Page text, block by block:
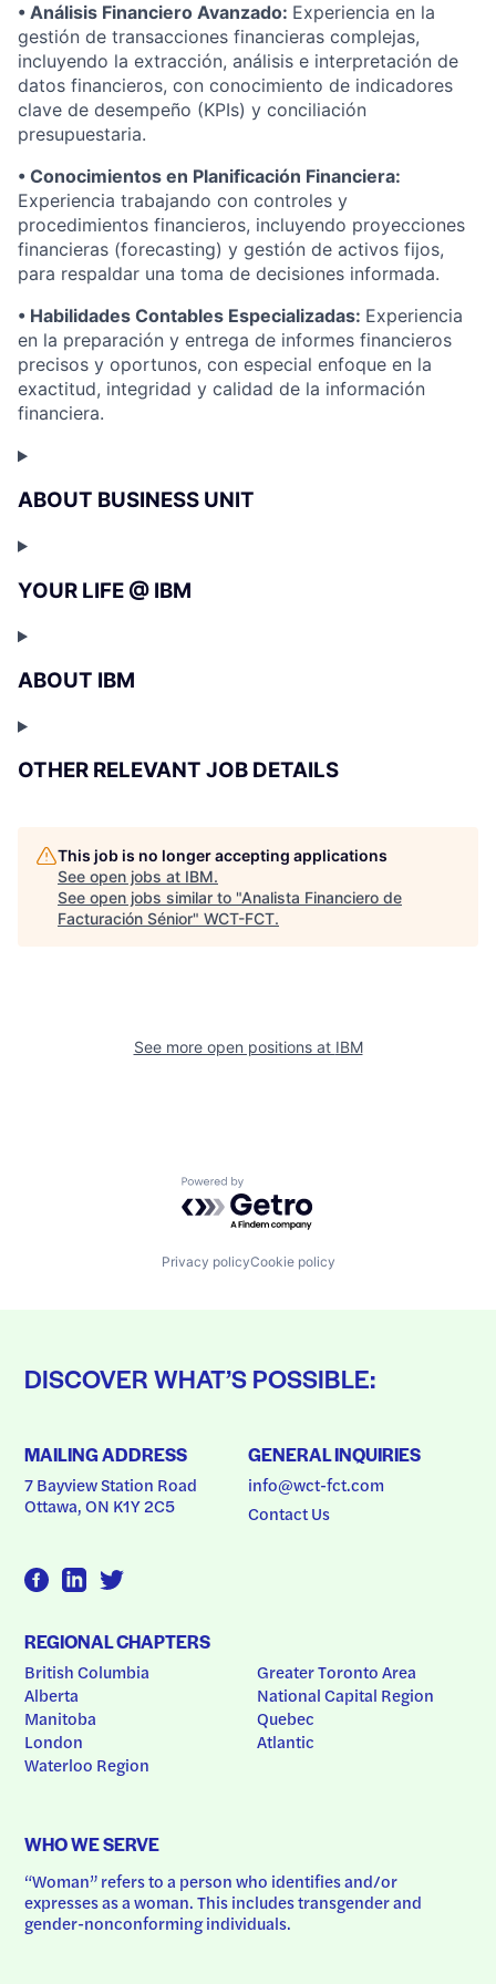
• Análisis Financiero Avanzado: Experiencia en la
gestión de transacciones financieras complejas,
incluyendo la extracción, análisis e interpretación de
datos financieros, con conocimiento de indicadores
clave de desempeño (KPIs) y conciliación
presupuestaria.
• Conocimientos en Planificación Financiera:
Experiencia trabajando con controles y
procedimientos financieros, incluyendo proyecciones
financieras (forecasting) y gestión de activos fijos,
para respaldar una toma de decisiones informada.
• Habilidades Contables Especializadas: Experiencia
en la preparación y entrega de informes financieros
precisos y oportunos, con especial enfoque en la
exactitud, integridad y calidad de la información
financiera.
ABOUT BUSINESS UNIT
YOUR LIFE @ IBM
ABOUT IBM
OTHER RELEVANT JOB DETAILS
This job is no longer accepting applications
See open jobs at IBM.
See open jobs similar to "Analista Financiero de
Facturación Sénior" WCT-FCT.
See more open positions at IBM
Powered by Getro.com
Privacy policyCookie policy
DISCOVER WHAT’S POSSIBLE:
MAILING ADDRESS
7 Bayview Station Road
Ottawa, ON K1Y 2C5
GENERAL INQUIRIES
info@wct-fct.com
Contact Us
REGIONAL CHAPTERS
British Columbia
Alberta
Manitoba
London
Waterloo Region
Greater Toronto Area
National Capital Region
Quebec
Atlantic
WHO WE SERVE
“Woman” refers to a person who identifies and/or
expresses as a woman. This includes transgender and
gender-nonconforming individuals.